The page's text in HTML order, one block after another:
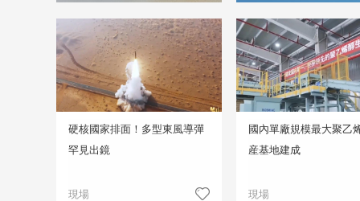
硬核國家排面！多型東風導彈
罕見出鏡
現場
國內單廠規模最大聚乙
産基地建成
現場